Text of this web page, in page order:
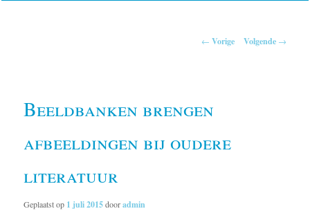
← Vorige Volgende →
Beeldbanken brengen
afbeeldingen bij oudere
literatuur
Geplaatst op 1 juli 2015dooradmin